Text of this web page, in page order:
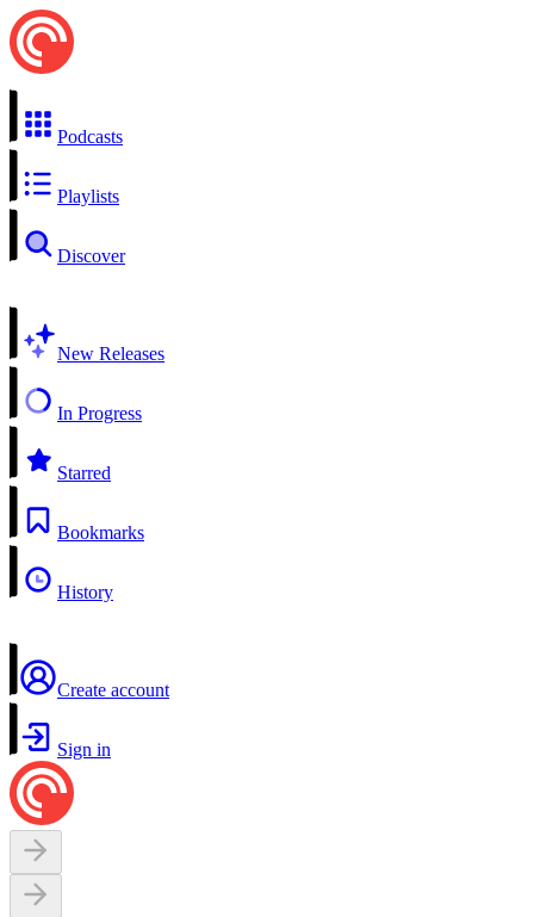
Podcasts
Playlists
Discover
New Releases
In Progress
Starred
Bookmarks
History
Create account
Sign in